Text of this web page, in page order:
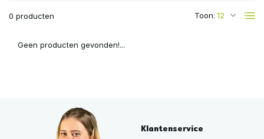
0 producten Toon:
Geen producten gevonden!...
Klantenservice